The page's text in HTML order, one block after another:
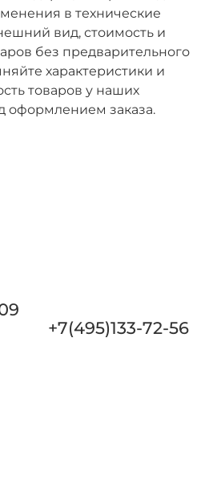
термостата
сверить
наклейке вашего
указанными выше.
привести к
устройства.
по сервисной
случае
не будет работать.
поступления БОЛЕЕ
валют.
в технические
вид, стоимость и
без предварительного
характеристики и
товаров у наших
оформлением заказа.
+7(495)133-72-56